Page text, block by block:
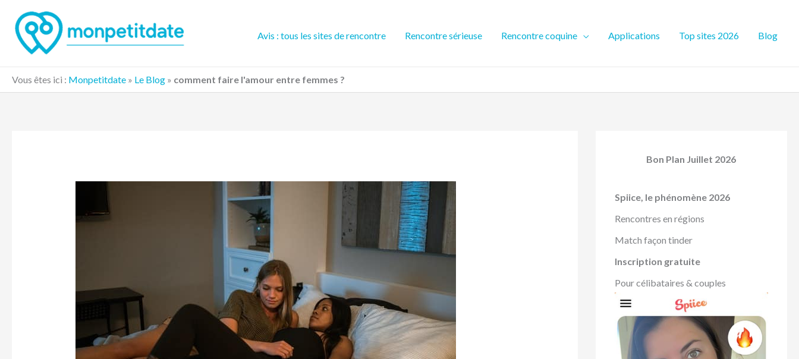
contenu
Avis : tous les sites de rencontre Rencontre sérieuse Rencontre coquine Applications Top sites 2026 Blog
Vous êtes ici : Monpetitdate » Le Blog » comment faire l'amour entre femmes ?
Bon Plan Juillet 2026
Spiice, le phénomène 2026
Rencontres en régions
Match façon tinder
Inscription gratuite
Pour célibataires & couples